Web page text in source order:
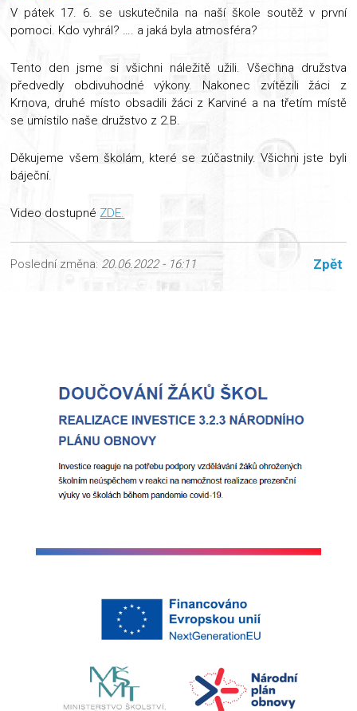
V pátek 17. 6. se uskutečnila na naší škole soutěž v první
pomoci. Kdo vyhrál? …. a jaká byla atmosféra?
Tento den jsme si všichni náležitě užili. Všechna družstva
předvedly obdivuhodné výkony. Nakonec zvítězili žáci z
Krnova, druhé místo obsadili žáci z Karviné a na třetím místě
se umístilo naše družstvo z 2.B.
Děkujeme všem školám, které se zúčastnily. Všichni jste byli
báječní.
Video dostupné ZDE.
Poslední změna: 20.06.2022 - 16:11 Zpět